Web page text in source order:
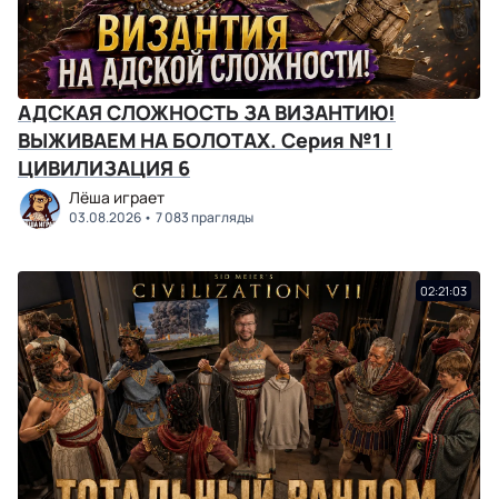
АДСКАЯ СЛОЖНОСТЬ ЗА ВИЗАНТИЮ!
ВЫЖИВАЕМ НА БОЛОТАХ. Серия №1 |
ЦИВИЛИЗАЦИЯ 6
Лёша играет
03.08.2026 7 083 прагляды
02:21:03